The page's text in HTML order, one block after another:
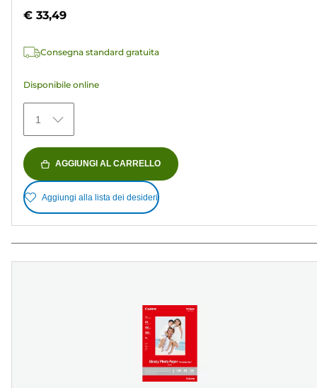
37
€ 33,49
Consegna standard gratuita
Disponibile online
1
AGGIUNGI AL CARRELLO
Aggiungi alla lista dei desideri